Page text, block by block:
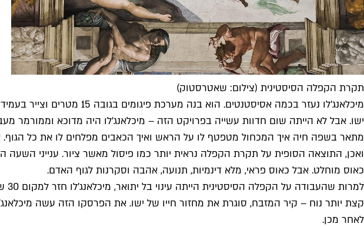
תקרת הקפלה הסיסטינית (צילום: שאטרסטוק)
מיכלאנג'לו נעזר בכמה
ישו. אבל לא הייתה שום חדוות עשייה בפרויקט הזה – מיכלאנג'לו היה מדוכא וממורמר
מתאר בשפה חיה איך המכחול מטפטף לו על הראש ואיך הכאבים מפלחים לו את כל הגוף.
ואכן, התוצאה הסופית על תקרת הקפלה נראית יותר כמו פיסול מאשר ציור. ענייני השעה
כאוס מוחלט. אבל כאוס פראי, מלא דינמיות, תנועה, אהבה וסקרנות לגוף האדם.
קצת יותר נוח – קיר המזבח, סוגרת את מחזור חייו של ישו. את הפרסקו הזה עשה
לאחר מכן.